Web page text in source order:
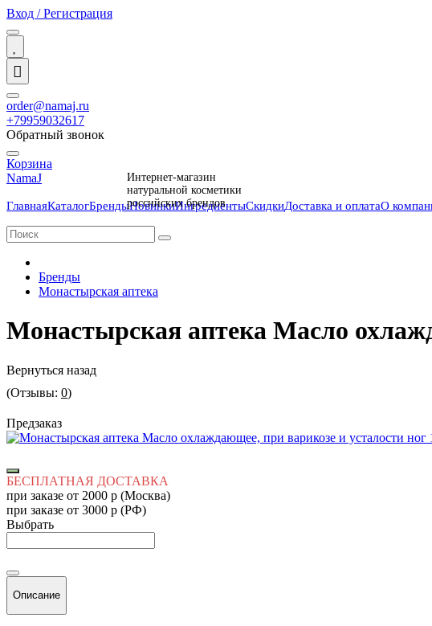
Вход / Регистрация
order@namaj.ru
+79959032617
Обратный звонок
Корзина
NamaJ
Интернет-магазин
натуральной косметики
российских брендов
ГлавнаяКаталогБрендыНовинкиИнгредиентыСкидкиДоставка и оплатаО
Бренды
Монастырская аптека
Монастырская аптека Масло
Вернуться назад
(Отзывы: 0)
Предзаказ
БЕСПЛАТНАЯ ДОСТАВКА
при заказе от 2000 р (Москва)
при заказе от 3000 р (РФ)
Выбрать
Описание